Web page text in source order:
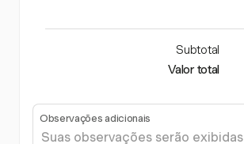
Subtotal
Valor total
Observações adicionais